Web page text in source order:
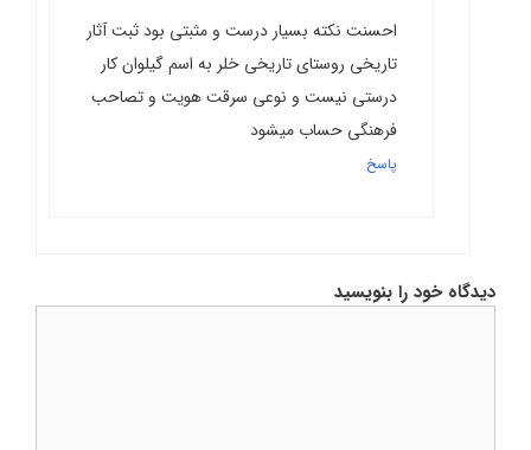
احسنت نکته بسیار درست و مثبتی بود ثبت آثار
تاریخی روستای تاریخی خلر به اسم گیلوان کار
درستی نیست و نوعی سرقت هویت و تصاحب
فرهنگی حساب میشود
پاسخ
دیدگاه خود را بنویسید